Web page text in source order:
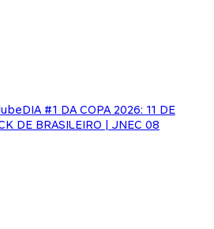
DIA #1 DA COPA 2026: 11 DE
DE BRASILEIRO | JNEC 08